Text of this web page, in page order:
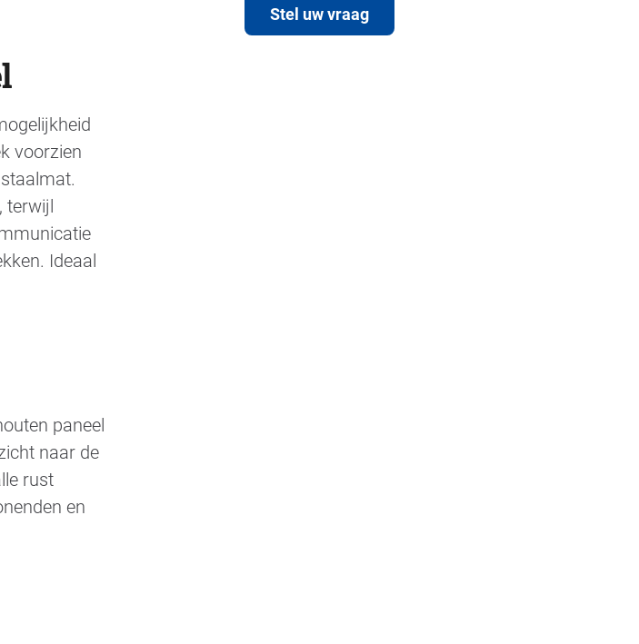
voorzien
terwijl
Ideaal
paneel
naar de
rust
en
Stel uw vraag